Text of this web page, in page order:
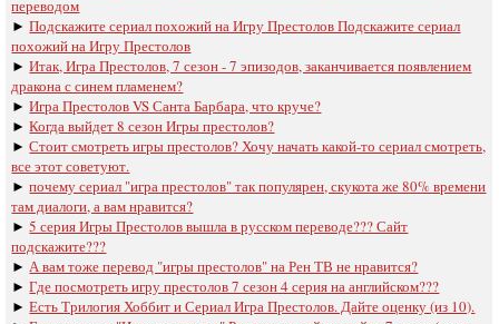
переводом
►Подскажите сериал похожий на Игру Престолов Подскажите сериал
похожий на Игру Престолов
►Итак, Игра Престолов, 7 сезон - 7 эпизодов, заканчивается появлением
дракона с синем пламенем?
►Игра Престолов VS Санта Барбара, что круче?
►Когда выйдет 8 сезон Игры престолов?
►Стоит смотреть игры престолов? Хочу начать какой-то сериал смотреть,
все этот советуют.
►почему сериал "игра престолов" так популярен, скукота же 80% времени
там диалоги, а вам нравится?
► 5 серия Игры Престолов вышла в русском переводе??? Сайт
подскажите???
► А вам тоже перевод "игры престолов" на Рен ТВ не нравится?
►Где посмотреть игру престолов 7 сезон 4 серия на английском???
►Есть Трилогия Хоббит и Сериал Игра Престолов. Дайте оценку (из 10).